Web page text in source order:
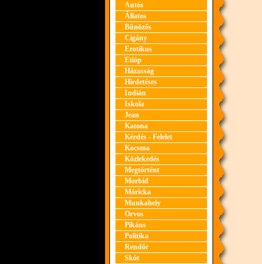
Autós
Állatos
Bűnözős
Cigány
Erotikus
Etióp
Házasság
Hirdetéses
Indián
Iskola
Jean
Katona
Kérdés - Felelet
Kocsma
Közlekedés
Megtörtént
Morbid
Móricka
Munkahely
Orvos
Pikáns
Politika
Rendőr
Skót